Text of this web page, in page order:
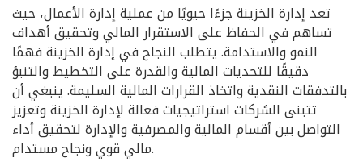
تعد إدارة الخزينة جزءًا حيويًا من عملية إدارة الأعمال، حيث
تساهم في الحفاظ على الاستقرار المالي وتحقيق أهداف
النمو والاستدامة. يتطلب النجاح في إدارة الخزينة فهمًا
دقيقًا للتحديات المالية والقدرة على التخطيط والتنبؤ
بالتدفقات النقدية واتخاذ القرارات المالية السليمة. ينبغي أن
تتبنى الشركات استراتيجيات فعالة لإدارة الخزينة وتعزيز
التواصل بين أقسام المالية والمصرفية والإدارة لتحقيق أداء
مالي قوي ونجاح مستدام.